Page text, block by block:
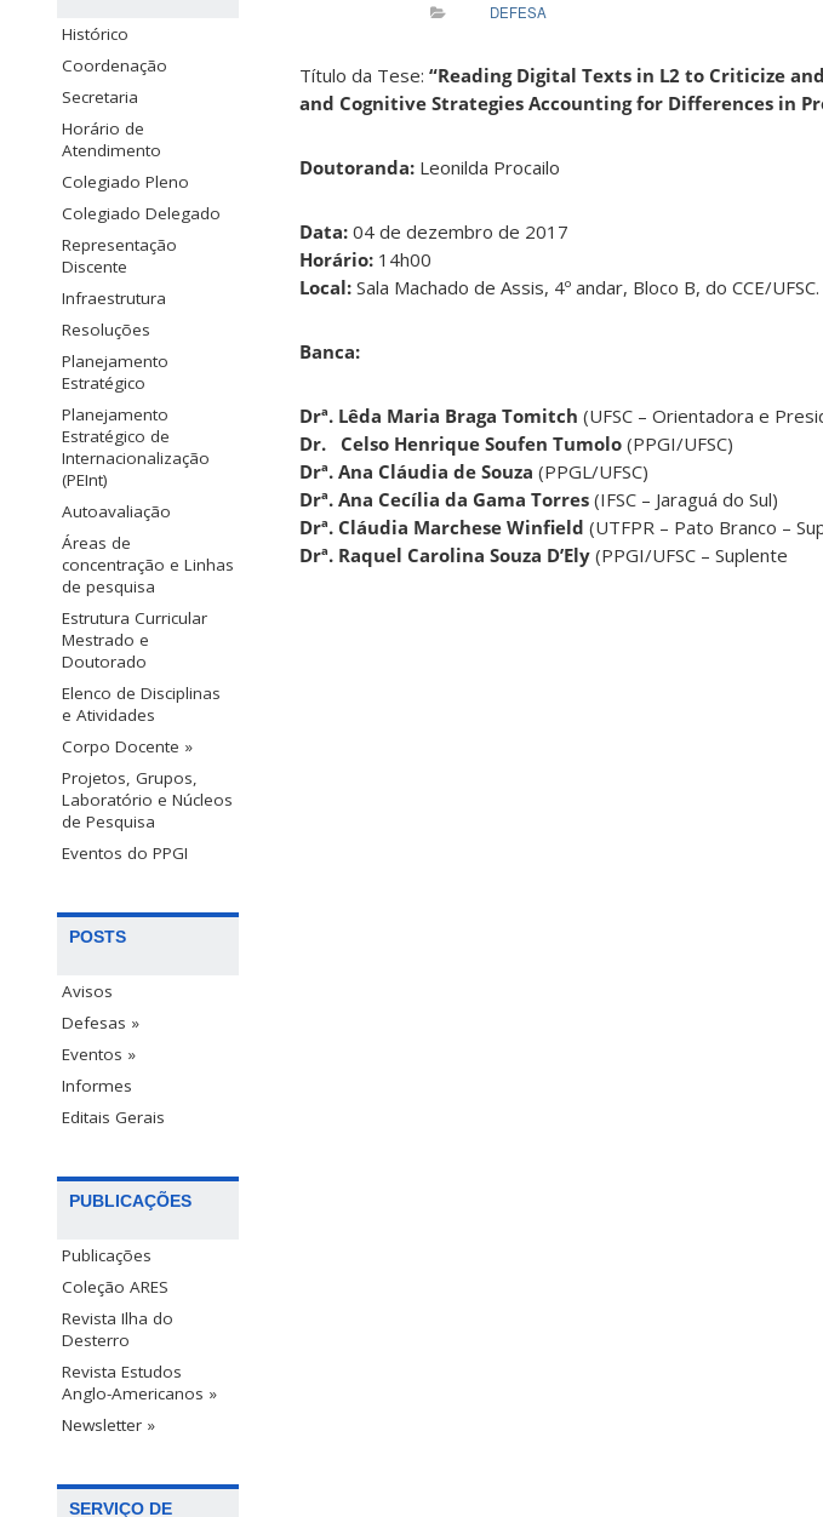
Histórico
Coordenação
Secretaria
Horário de
Atendimento
Colegiado Pleno
Colegiado Delegado
Representação
Discente
Infraestrutura
Resoluções
Planejamento
Estratégico
Planejamento
Estratégico de
Internacionalização
(PEInt)
Autoavaliação
Áreas de
concentração e Linhas
de pesquisa
Estrutura Curricular
Mestrado e
Doutorado
Elenco de Disciplinas
e Atividades
Corpo Docente »
Projetos, Grupos,
Laboratório e Núcleos
de Pesquisa
Eventos do PPGI
POSTS
Avisos
Defesas »
Eventos »
Informes
Editais Gerais
PUBLICAÇÕES
Publicações
Coleção ARES
Revista Ilha do
Desterro
Revista Estudos
Anglo-Americanos »
Newsletter »
SERVIÇO DE
DEFESA
Título da Tese: “Reading Digital Texts in L2 to Criticize
and Cognitive Strategies Accounting for Differences in
Doutoranda: Leonilda Procailo
Data: 04 de dezembro de 2017
Horário: 14h00
Local: Sala Machado de Assis, 4º andar, Bloco B, do CCE/UFSC.
Banca:
Drª. Lêda Maria Braga Tomitch (UFSC – Orientadora e
Dr. Celso Henrique Soufen Tumolo (PPGI/UFSC)
Drª. Ana Cláudia de Souza (PPGL/UFSC)
Drª. Ana Cecília da Gama Torres (IFSC – Jaraguá do Sul)
Drª. Cláudia Marchese Winfield (UTFPR – Pato Branco –
Drª. Raquel Carolina Souza D’Ely (PPGI/UFSC – Suplente